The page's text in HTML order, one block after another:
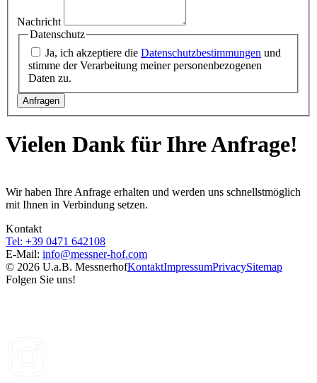
Nachricht
Datenschutz
Ja, ich akzeptiere die Datenschutzbestimmungen und
stimme der Verarbeitung meiner personenbezogenen
Daten zu.
Vielen Dank für Ihre Anfrage!
Wir haben Ihre Anfrage erhalten und werden uns schnellstmöglich
mit Ihnen in Verbindung setzen.
Kontakt
Tel: +39 0471 642108
E-Mail: info@messner-hof.com
© 2026 U.a.B. MessnerhofKontaktImpressumPrivacySitemap
Folgen Sie uns!